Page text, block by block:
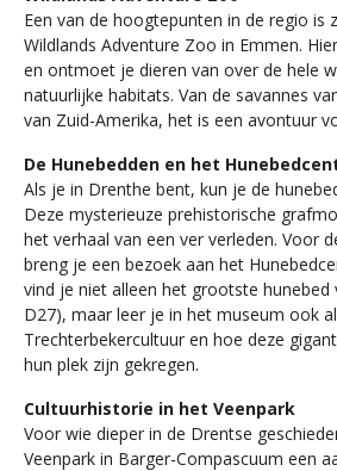
Een van de hoogtepunten in de regio is
Wildlands Adventure Zoo in Emmen.
en ontmoet je dieren van over de hele
natuurlijke habitats. Van de savannes
van Zuid-Amerika, het is een avontuur
De Hunebedden en het
Als je in Drenthe bent, kun je de
Deze mysterieuze prehistorische
het verhaal van een ver verleden. Voor
breng je een bezoek aan het
vind je niet alleen het grootste hunebed
D27), maar leer je in het museum ook
Trechterbekercultuur en hoe deze
hun plek zijn gekregen.
Cultuurhistorie in het Veenpark
Voor wie dieper in de Drentse
Veenpark in Barger-Compascuum een